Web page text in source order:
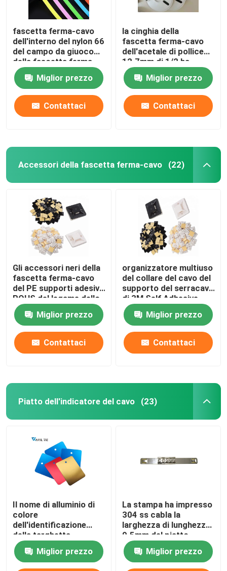
fascetta ferma-cavo
dell'interno del nylon 66
del campo da giuoco
della fascetta ferma-
cavo di nylon variopinta
di 10x400mm
Miglior prezzo
Contattaci
la cinghia della
fascetta ferma-cavo
dell'acetale di pollice
12.7mm di 1/2 ha
indurito il tempo
resistenteMiglior prezzo
Contattaci
Accessori della fascetta ferma-cavo (22)
Gli accessori neri della
fascetta ferma-cavo
del PE supporti adesivi
ROHS del legame dello
zip di 28mm x di 28
hanno approvato
Miglior prezzo
Contattaci
organizzatore multiuso
del collare del cavo del
supporto del serracavo
di 3M Self Adhesive
Nylon
Miglior prezzo
Contattaci
Piatto dell'indicatore del cavo (23)
Il nome di alluminio di
colore
dell'identificazione
della targhetta
dell'OEM 73*38*0.5mm
etichetta per
attrezzatura
Miglior prezzo
La stampa ha impresso
304 ss cabla la
larghezza di lunghezza
9.5mm del piatto
89mm dell'etichetta
Miglior prezzo